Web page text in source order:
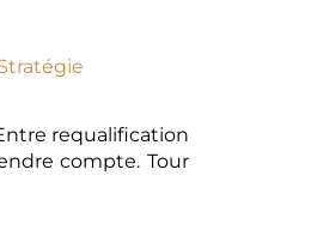
requalification
compte. Tour